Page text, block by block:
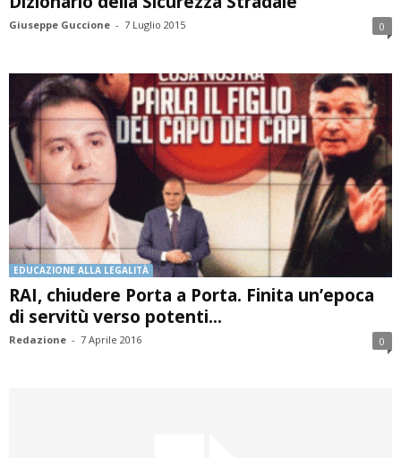
Giuseppe Guccione - 7 Luglio 2015 0
EDUCAZIONE ALLA LEGALITÀ
RAI, chiudere Porta a Porta. Finita un’epoca
di servitù verso potenti...
Redazione - 7 Aprile 2016 0